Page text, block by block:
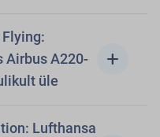
Airbus A220-
üle
add
Lufthansa